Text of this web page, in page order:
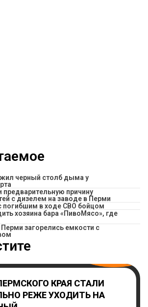
черный столб дыма у
причину
с дизелем на заводе в Перми
погибшим в ходе СВО бойцом
хозяина бара «ПивоМясо», где
загорелись емкости с
КРАЯ СТАЛИ
РЕЖЕ УХОДИТЬ НА